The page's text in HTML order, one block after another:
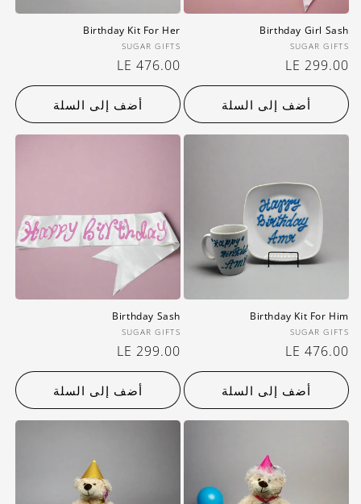
Birthday Girl Sash
بائع:
SUGAR GIFTS
سعر
عادي
LE 299.00
أضف إلى السلة
Birthday Kit For Her
بائع:
SUGAR GIFTS
سعر
عادي
LE 476.00
أضف إلى السلة
Birthday Kit For Him
بائع:
SUGAR GIFTS
سعر
عادي
LE 476.00
أضف إلى السلة
Birthday Sash
بائع:
SUGAR GIFTS
سعر
عادي
LE 299.00
أضف إلى السلة